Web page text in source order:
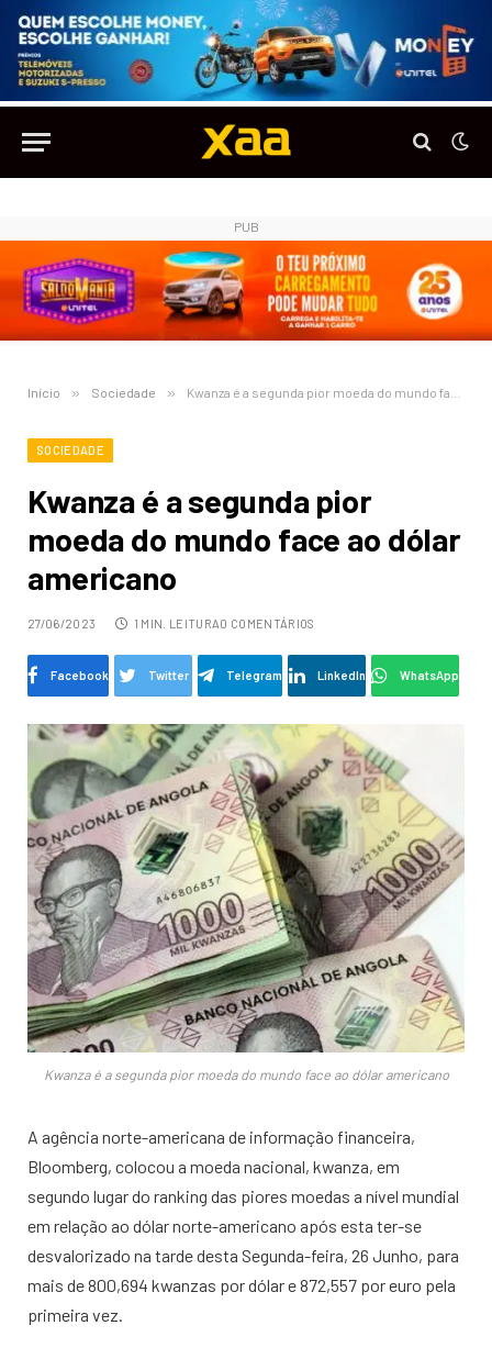
PUB
Início » Sociedade » Kwanza é a segunda pior moeda do mundo face ao dólar americano
SOCIEDADE
Kwanza é a segunda pior
moeda do mundo face ao dólar
americano
27/06/2023 1 MIN. LEITURA0 COMENTÁRIOS
Facebook Twitter Telegram LinkedIn WhatsApp
Kwanza é a segunda pior moeda do mundo face ao dólar americano
A agência norte-americana de informação financeira,
Bloomberg, colocou a moeda nacional, kwanza, em
segundo lugar do ranking das piores moedas a nível mundial
em relação ao dólar norte-americano após esta ter-se
desvalorizado na tarde desta Segunda-feira, 26 Junho, para
mais de 800,694 kwanzas por dólar e 872,557 por euro pela
primeira vez.